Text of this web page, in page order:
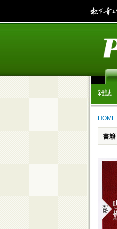
雑誌
HOME
書籍